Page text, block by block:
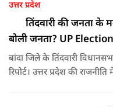
उत्तर प्रदेश
तिंदवारी की जनता के
बोली जनता? UP
बांदा जिले के तिंदवारी
रिपोर्ट। उत्तर प्रदेश की